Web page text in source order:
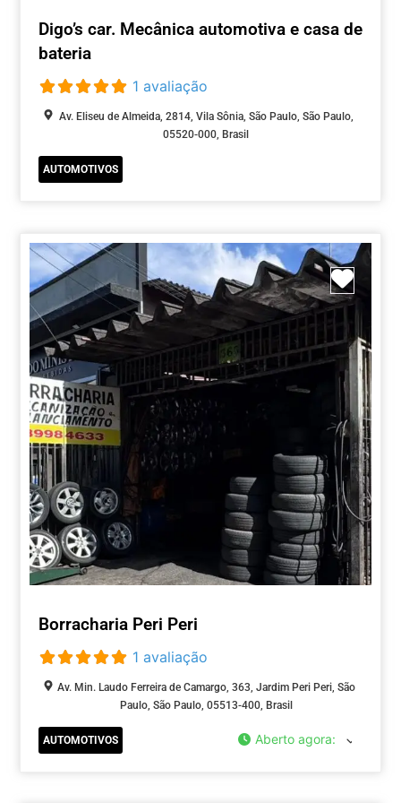
Digo’s car. Mecânica automotiva e casa de
bateria
1 avaliação
Av. Eliseu de Almeida, 2814, Vila Sônia, São Paulo, São Paulo,
05520-000, Brasil
AUTOMOTIVOS
Borracharia Peri Peri
1 avaliação
Av. Min. Laudo Ferreira de Camargo, 363, Jardim Peri Peri, São
Paulo, São Paulo, 05513-400, Brasil
AUTOMOTIVOS Aberto agora: